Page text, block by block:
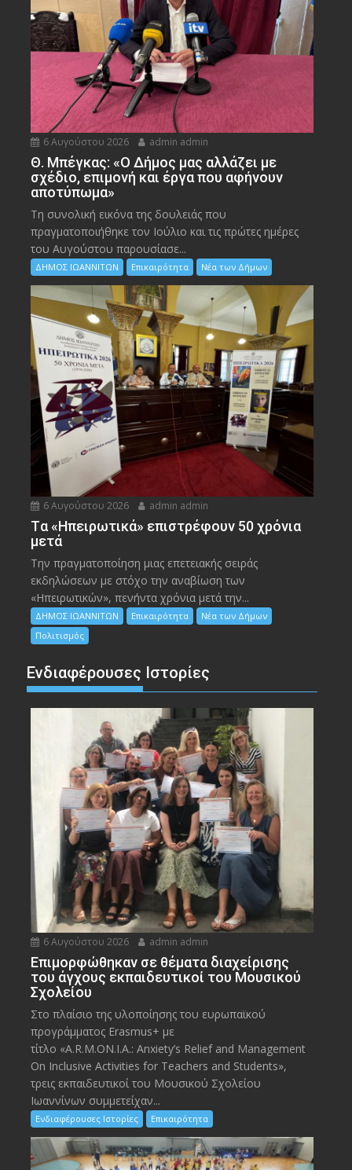
6 Αυγούστου 2026 admin admin
Θ. Μπέγκας: «Ο Δήμος μας αλλάζει με
σχέδιο, επιμονή και έργα που αφήνουν
αποτύπωμα»
Τη συνολική εικόνα της δουλειάς που
πραγματοποιήθηκε τον Ιούλιο και τις πρώτες ημέρες
του Αυγούστου παρουσίασε...
ΔΗΜΟΣ ΙΩΑΝΝΙΤΩΝ Επικαιρότητα Νέα των Δήμων
6 Αυγούστου 2026 admin admin
Tα «Ηπειρωτικά» επιστρέφουν 50 χρόνια
μετά
Την πραγματοποίηση μιας επετειακής σειράς
εκδηλώσεων με στόχο την αναβίωση των
«Ηπειρωτικών», πενήντα χρόνια μετά την...
ΔΗΜΟΣ ΙΩΑΝΝΙΤΩΝ Επικαιρότητα
Νέα των Δήμων
Πολιτισμός
Ενδιαφέρουσες Ιστορίες
6 Αυγούστου 2026 admin admin
Eπιμορφώθηκαν σε θέματα διαχείρισης
του άγχους εκπαιδευτικοί του Μουσικού
Σχολείου
Στο πλαίσιο της υλοποίησης του ευρωπαϊκού
προγράμματος Erasmus+ με
τίτλο «A.R.M.ON.I.A.: Anxiety’s Relief and Management
On Inclusive Activities for Teachers and Students»,
τρεις εκπαιδευτικοί του Μουσικού Σχολείου
Ιωαννίνων συμμετείχαν...
Ενδιαφέρουσες Ιστορίες Επικαιρότητα